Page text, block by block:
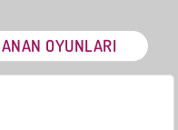
OYUNLARI